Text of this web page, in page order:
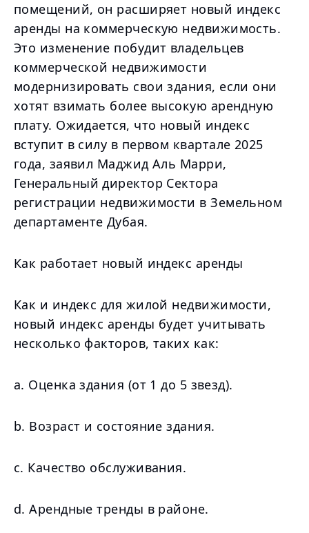
помещений, он расширяет новый индекс
аренды на коммерческую недвижимость.
Это изменение побудит владельцев
коммерческой недвижимости
модернизировать свои здания, если они
хотят взимать более высокую арендную
плату. Ожидается, что новый индекс
вступит в силу в первом квартале 2025
года, заявил Маджид Аль Марри,
Генеральный директор Сектора
регистрации недвижимости в Земельном
департаменте Дубая.
Как работает новый индекс аренды
Как и индекс для жилой недвижимости,
новый индекс аренды будет учитывать
несколько факторов, таких как:
a. Оценка здания (от 1 до 5 звезд).
b. Возраст и состояние здания.
c. Качество обслуживания.
d. Арендные тренды в районе.